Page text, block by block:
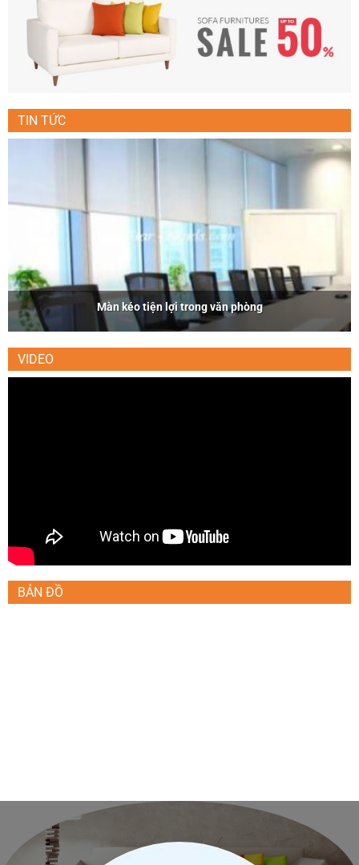
TIN TỨC
Màn kéo tiện lợi trong văn phòng
VIDEO
BẢN ĐỒ